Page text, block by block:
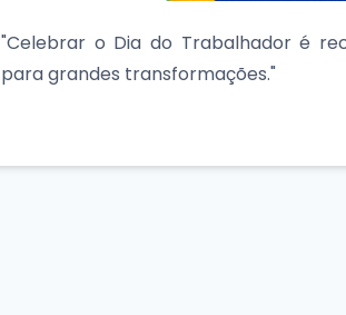
"Celebrar o Dia do Trabalhador é
para grandes transformações."